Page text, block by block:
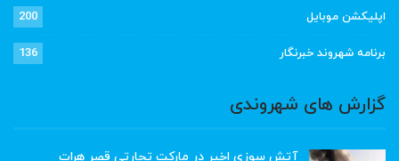
اپلیکشن موبایل 200
برنامه شهروند خبرنگار 136
گزارش های شهروندی
آتش سوزی اخیر در مارکت تجارتی قصر هرات